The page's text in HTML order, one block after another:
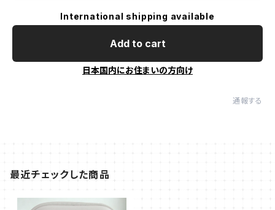
International shipping available
Add to cart
日本国内にお住まいの方向け
通報する
最近チェックした商品